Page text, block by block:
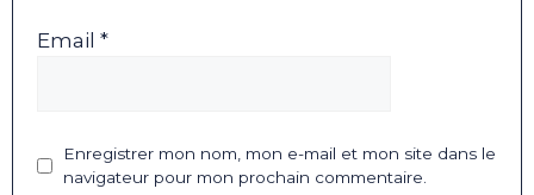
Email *
Enregistrer mon nom, mon e-mail et mon site dans le
navigateur pour mon prochain commentaire.